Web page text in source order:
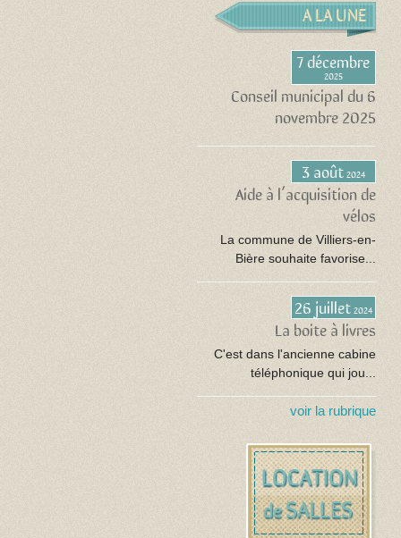
A LA UNE
7 décembre
2025
Conseil municipal du 6
novembre 2025
3 août 2024
Aide à l’acquisition de
vélos
La commune de Villiers-en-
Bière souhaite favorise...
26 juillet 2024
La boite à livres
C'est dans l'ancienne cabine
téléphonique qui jou...
voir la rubrique